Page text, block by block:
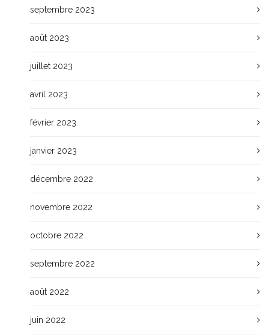
septembre 2023
août 2023
juillet 2023
avril 2023
février 2023
janvier 2023
décembre 2022
novembre 2022
octobre 2022
septembre 2022
août 2022
juin 2022